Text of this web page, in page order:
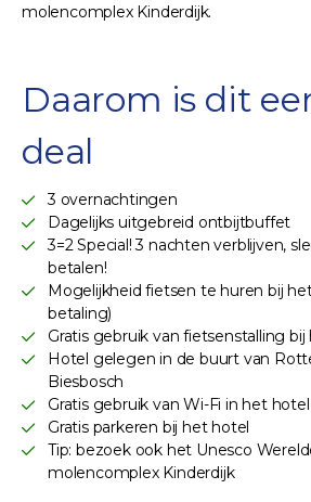
molencomplex Kinderdijk.
Daarom is dit
deal
3 overnachtingen
Dagelijks uitgebreid ontbijtbuffet
3=2 Special! 3 nachten verblijven,
betalen!
Mogelijkheid fietsen te huren bij
betaling)
Gratis gebruik van fietsenstalling
Hotel gelegen in de buurt van
Biesbosch
Gratis gebruik van Wi-Fi in het hotel
Gratis parkeren bij het hotel
Tip: bezoek ook het Unesco
molencomplex Kinderdijk